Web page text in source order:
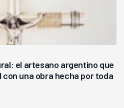
el artesano argentino que
con una obra hecha por toda